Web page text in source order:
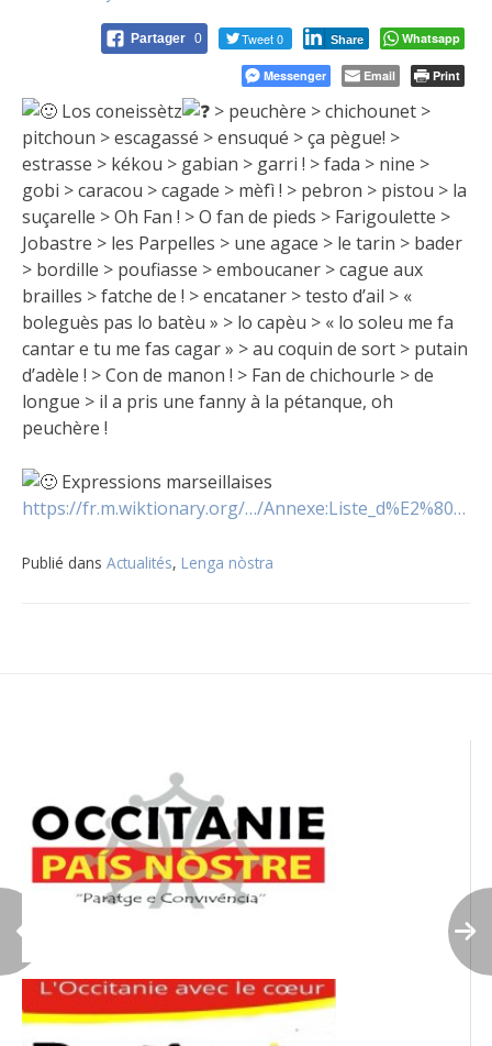
Partager 0 Tweet 0 Share Whatsapp
Messenger Email Print
Los coneissètz
> peuchère > chichounet >
pitchoun > escagassé > ensuqué > ça pègue! >
estrasse > kékou > gabian > garri ! > fada > nine >
gobi > caracou > cagade > mèfì ! > pebron > pistou > la
suçarelle > Oh Fan ! > O fan de pieds > Farigoulette >
Jobastre > les Parpelles > une agace > le tarin > bader
> bordille > poufiasse > emboucaner > cague aux
brailles > fatche de ! > encataner > testo d’ail > «
boleguès pas lo batèu » > lo capèu > « lo soleu me fa
cantar e tu me fas cagar » > au coquin de sort > putain
d’adèle ! > Con de manon ! > Fan de chichourle > de
longue > il a pris une fanny à la pétanque, oh
peuchère !
Expressions marseillaises
https://fr.m.wiktionary.org/…/Annexe:Liste_d%E2%80…
Publié dans Actualités, Lenga nòstra